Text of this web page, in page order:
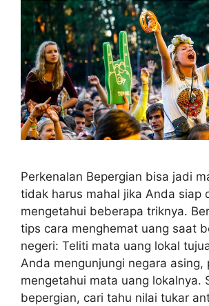
Perkenalan Bepergian bisa jadi
tidak harus mahal jika Anda siap
mengetahui beberapa triknya.
tips cara menghemat uang saat
negeri: Teliti mata uang lokal
Anda mengunjungi negara asing,
mengetahui mata uang lokalnya.
bepergian, cari tahu nilai tukar